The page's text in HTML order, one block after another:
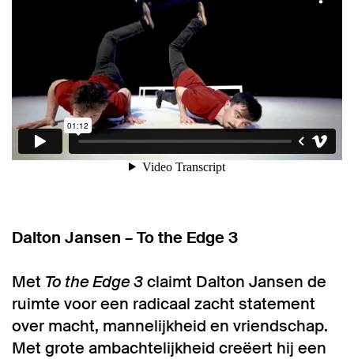
Dalton Jansen – To the Edge 3
Met To the Edge 3claimt Dalton Jansen de
ruimte voor een radicaal zacht statement
over macht, mannelijkheid en vriendschap.
Met grote ambachtelijkheid creëert hij een